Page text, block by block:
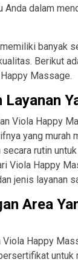
dalam
banyak
Berikut
Massage.
Viola Happy
yang murah
rutin
Viola Happy
jenis layanan
Area
Happy
untuk